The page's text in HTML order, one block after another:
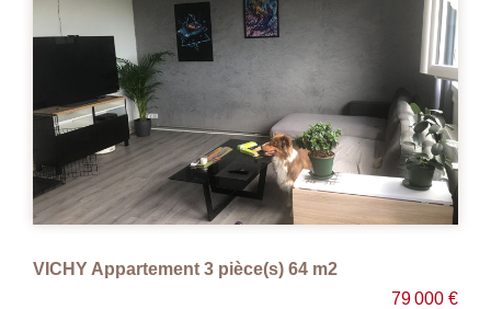
VICHY Appartement 3 pièce(s) 64 m2
79 000 €